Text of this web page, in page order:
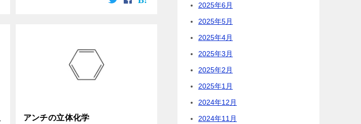
和は大規模な工業的製法に適しており、
アンチの立体化学
2025年6月
2025年5月
2025年4月
2025年3月
2025年2月
2025年1月
2024年12月
2024年11月